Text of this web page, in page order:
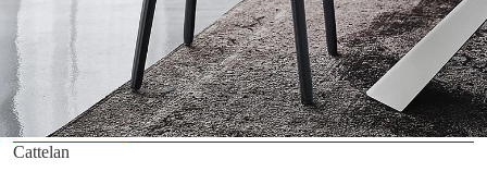
Cattelan